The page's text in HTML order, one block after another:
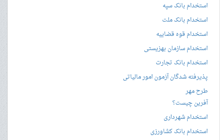
استخدام بانک سپه
استخدام بانک ملت
استخدام قوه قضاییه
استخدام سازمان بهزیستی
استخدام بانک تجارت
پذیرفته شدگان آزمون امور مالیاتی
طرح مهر
آفرین چیست؟
استخدام شهرداری
استخدام بانک کشاورزی